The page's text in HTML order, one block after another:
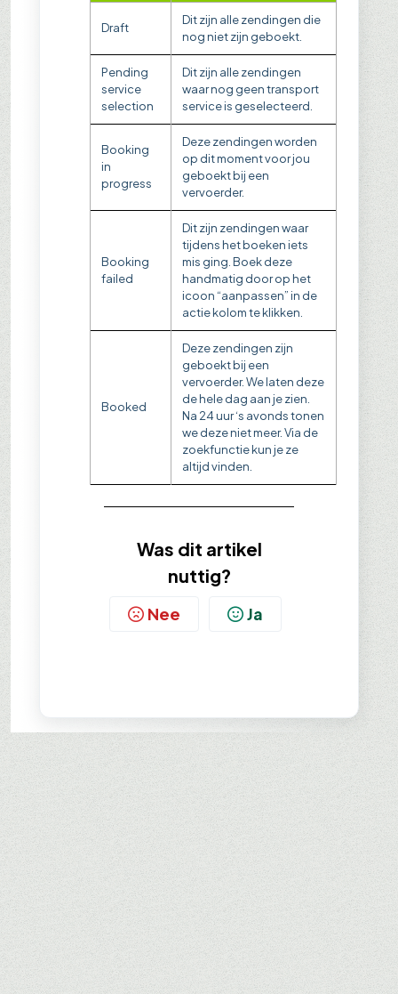
Draft
Dit zijn alle zendingen die
nog niet zijn geboekt.
Pending
service
selection
Dit zijn alle zendingen
waar nog geen transport
service is geselecteerd.
Booking
in
progress
Deze zendingen worden
op dit moment voor jou
geboekt bij een
vervoerder.
Booking
failed
Dit zijn zendingen waar
tijdens het boeken iets
mis ging. Boek deze
handmatig door op het
icoon “aanpassen” in de
actie kolom te klikken.
Booked
Deze zendingen zijn
geboekt bij een
vervoerder. We laten deze
de hele dag aan je zien.
Na 24 uur ‘s avonds tonen
we deze niet meer. Via de
zoekfunctie kun je ze
altijd vinden.
Was dit artikel
nuttig?
Nee Ja